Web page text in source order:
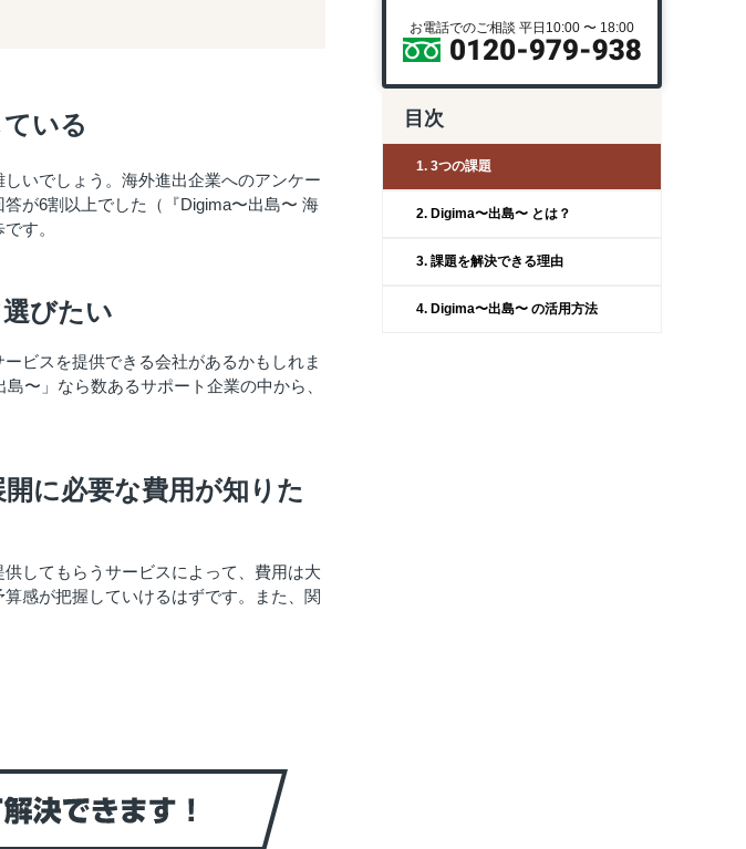
いる
いでしょう。海外進出企業へのアンケー
が6割以上でした（『Digima〜出島〜 海
す。
びたい
ビスを提供できる会社があるかもしれま
〜」なら数あるサポート企業の中から、
に必要な費用が知りた
してもらうサービスによって、費用は大
感が把握していけるはずです。また、関
お電話でのご相談 平日10:00 〜 18:00
目次
1. 3つの課題
2. Digima〜出島〜 とは？
3. 課題を解決できる理由
4. Digima〜出島〜 の活用方法